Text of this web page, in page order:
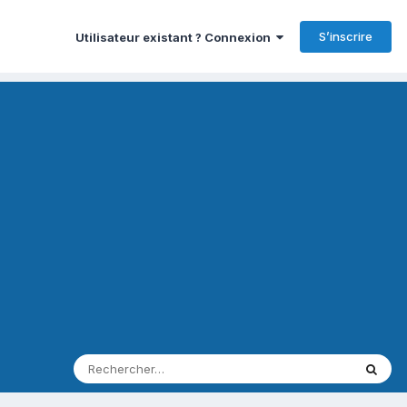
Utilisateur existant ? Connexion S’inscrire